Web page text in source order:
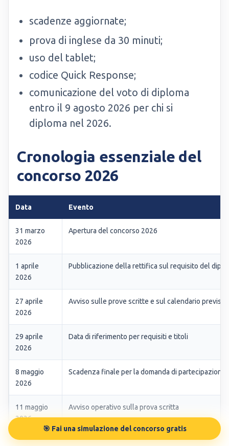
scadenze aggiornate;
prova di inglese da 30 minuti;
uso del tablet;
codice Quick Response;
comunicazione del voto di diploma
entro il 9 agosto 2026 per chi si
diploma nel 2026.
Cronologia essenziale del
concorso 2026
Data Evento
31 marzo
2026
Apertura del concorso 2026
1 aprile
2026
Pubblicazione della rettifica sul requisito del
27 aprile
2026
Avviso sulle prove scritte e sul calendario previsto
29 aprile
2026
Data di riferimento per requisiti e titoli
8 maggio
2026
Scadenza finale per la domanda di partecipazione
11 maggio
2026
Avviso operativo sulla prova scritta
20 maggio Inizio previsto delle prove scritte
🎯 Fai una simulazione del concorso gratis